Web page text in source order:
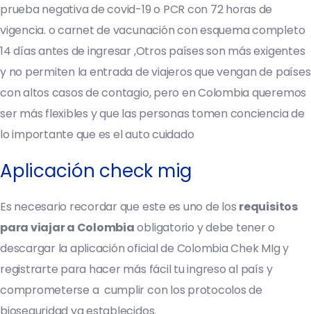
prueba negativa de covid-19 o PCR con 72 horas de
vigencia. o carnet de vacunación con esquema completo
14 días antes de ingresar ,Otros países son más exigentes
y no permiten la entrada de viajeros que vengan de países
con altos casos de contagio, pero en Colombia queremos
ser más flexibles y que las personas tomen conciencia de
lo importante que es el auto cuidado
Aplicación check mig
Es necesario recordar que este es uno de los requisitos
para viajar a Colombiaobligatorio y debe tener o
descargar la aplicación oficial de ColombiaChek MIgy
registrarte para hacer más fácil tu ingreso al país y
comprometerse a cumplir con los protocolos de
bioseguridad ya establecidos.